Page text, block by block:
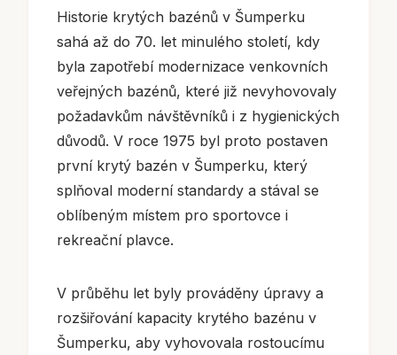
Historie krytých bazénů v Šumperku
sahá až do 70. let minulého století, kdy
byla zapotřebí modernizace venkovních
veřejných bazénů, které již nevyhovovaly
požadavkům návštěvníků i z hygienických
důvodů. V roce 1975 byl proto postaven
první krytý bazén v Šumperku, který
splňoval moderní standardy a stával se
oblíbeným místem pro sportovce i
rekreační plavce.
V průběhu let byly prováděny úpravy a
rozšiřování kapacity krytého bazénu v
Šumperku, aby vyhovovala rostoucímu